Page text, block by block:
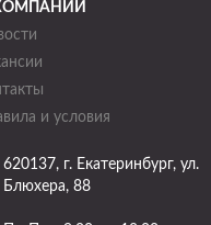
и условия
620137, г. Екатеринбург, ул.
Блюхера, 88